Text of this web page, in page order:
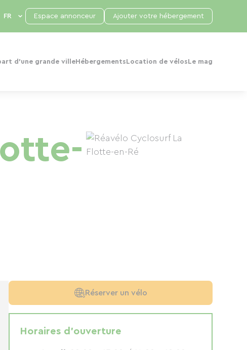
d'une grande ville Hébergements Location de vélos Le mag
Espace annonceur Ajouter votre hébergement
Réserver un vélo
Horaires d'ouverture